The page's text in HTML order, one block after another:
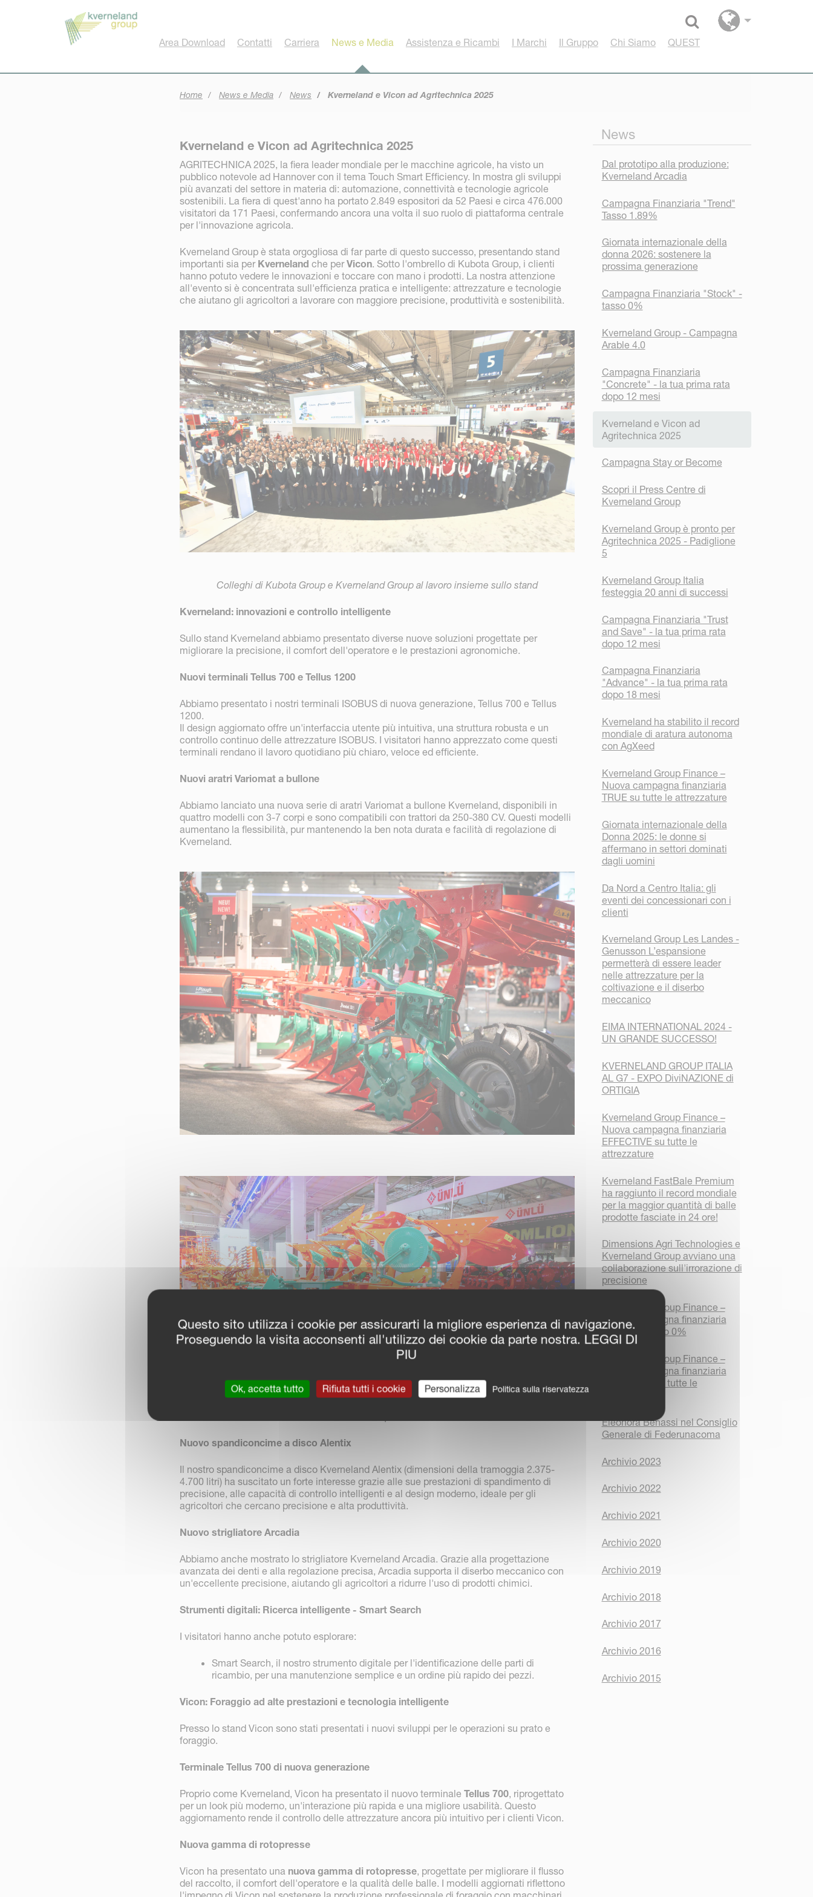
Select language
Area Download Contatti Carriera News e Media Assistenza e Ricambi I Marchi Il Gruppo Chi Siamo QUEST
Home News e Media News Kverneland e Vicon ad Agritechnica 2025
Kverneland e Vicon ad Agritechnica 2025
AGRITECHNICA 2025, la fiera leader mondiale per le macchine agricole, ha visto un
pubblico notevole ad Hannover con il tema Touch Smart Efficiency. In mostra gli sviluppi
più avanzati del settore in materia di: automazione, connettività e tecnologie agricole
sostenibili. La fiera di quest'anno ha portato 2.849 espositori da 52 Paesi e circa 476.000
visitatori da 171 Paesi, confermando ancora una volta il suo ruolo di piattaforma centrale
per l'innovazione agricola.
Kverneland Group è stata orgogliosa di far parte di questo successo, presentando stand
importanti sia per Kverneland che perVicon. Sotto l'ombrello di Kubota Group, i clienti
hanno potuto vedere le innovazioni e toccare con mano i prodotti. La nostra attenzione
all'evento si è concentrata sull'efficienza pratica e intelligente: attrezzature e tecnologie
che aiutano gli agricoltori a lavorare con maggiore precisione, produttività e sostenibilità.
Colleghi di Kubota Group e Kverneland Group al lavoro insieme sullo stand
Kverneland: innovazioni e controllo intelligente
Sullo stand Kverneland abbiamo presentato diverse nuove soluzioni progettate per
migliorare la precisione, il comfort dell'operatore e le prestazioni agronomiche.
Nuovi terminali Tellus 700 e Tellus 1200
Abbiamo presentato i nostri terminali ISOBUS di nuova generazione, Tellus 700 e Tellus
1200.
Il design aggiornato offre un'interfaccia utente più intuitiva, una struttura robusta e un
controllo continuo delle attrezzature ISOBUS. I visitatori hanno apprezzato come questi
terminali rendano il lavoro quotidiano più chiaro, veloce ed efficiente.
Nuovi aratri Variomat a bullone
Abbiamo lanciato una nuova serie di aratri Variomat a bullone Kverneland, disponibili in
quattro modelli con 3-7 corpi e sono compatibili con trattori da 250-380 CV. Questi modelli
aumentano la flessibilità, pur mantenendo la ben nota durata e facilità di regolazione di
Kverneland.
Nuovo spandiconcime a disco Alentix
Il nostro spandiconcime a disco Kverneland Alentix (dimensioni della tramoggia 2.375-
4.700 litri) ha suscitato un forte interesse grazie alle sue prestazioni di spandimento di
precisione, alle capacità di controllo intelligenti e al design moderno, ideale per gli
agricoltori che cercano precisione e alta produttività.
Nuovo strigliatore Arcadia
Abbiamo anche mostrato lo strigliatore Kverneland Arcadia. Grazie alla progettazione
avanzata dei denti e alla regolazione precisa, Arcadia supporta il diserbo meccanico con
un'eccellente precisione, aiutando gli agricoltori a ridurre l'uso di prodotti chimici.
Strumenti digitali: Ricerca intelligente - Smart Search
I visitatori hanno anche potuto esplorare:
Smart Search, il nostro strumento digitale per l'identificazione delle parti di
ricambio, per una manutenzione semplice e un ordine più rapido dei pezzi.
Vicon: Foraggio ad alte prestazioni e tecnologia intelligente
Presso lo stand Vicon sono stati presentati i nuovi sviluppi per le operazioni su prato e
foraggio.
Terminale Tellus 700 di nuova generazione
Proprio come Kverneland, Vicon ha presentato il nuovo terminale Tellus 700, riprogettato
per un look più moderno, un'interazione più rapida e una migliore usabilità. Questo
aggiornamento rende il controllo delle attrezzature ancora più intuitivo per i clienti Vicon.
Nuova gamma di rotopresse
Vicon ha presentato una nuova gamma di rotopresse, progettate per migliorare il flusso
del raccolto, il comfort dell'operatore e la qualità delle balle. I modelli aggiornati riflettono
News
Dal prototipo alla produzione:
Kverneland Arcadia
Campagna Finanziaria "Trend"
Tasso 1.89%
Giornata internazionale della
donna 2026: sostenere la
prossima generazione
Campagna Finanziaria "Stock" -
tasso 0%
Kverneland Group - Campagna
Arable 4.0
Campagna Finanziaria
"Concrete" - la tua prima rata
dopo 12 mesi
Kverneland e Vicon ad
Agritechnica 2025
Campagna Stay or Become
Scopri il Press Centre di
Kverneland Group
Kverneland Group è pronto per
Agritechnica 2025 - Padiglione
5
Kverneland Group Italia
festeggia 20 anni di successi
Campagna Finanziaria "Trust
and Save" - la tua prima rata
dopo 12 mesi
Campagna Finanziaria
"Advance" - la tua prima rata
dopo 18 mesi
Kverneland ha stabilito il record
mondiale di aratura autonoma
con AgXeed
Kverneland Group Finance –
Nuova campagna finanziaria
TRUE su tutte le attrezzature
Giornata internazionale della
Donna 2025: le donne si
affermano in settori dominati
dagli uomini
Da Nord a Centro Italia: gli
eventi dei concessionari con i
clienti
Kverneland Group Les Landes -
Genusson L’espansione
permetterà di essere leader
nelle attrezzature per la
coltivazione e il diserbo
meccanico
EIMA INTERNATIONAL 2024 -
UN GRANDE SUCCESSO!
KVERNELAND GROUP ITALIA
AL G7 - EXPO DiviNAZIONE di
ORTIGIA
Kverneland Group Finance –
Nuova campagna finanziaria
EFFECTIVE su tutte le
attrezzature
Kverneland FastBale Premium
ha raggiunto il record mondiale
per la maggior quantità di balle
prodotte fasciate in 24 ore!
Dimensions Agri Technologies e
Kverneland Group avviano una
collaborazione sull'irrorazione di
precisione
Kverneland Group Finance –
Nuova campagna finanziaria
FOCUS a tasso 0%
Kverneland Group Finance –
Nuova campagna finanziaria
DYNAMICS su tutte le
Eleonora Benassi nel Consiglio
Generale di Federunacoma
Archivio 2023
Archivio 2022
Archivio 2021
Archivio 2020
Archivio 2019
Archivio 2018
Archivio 2017
Archivio 2016
Archivio 2015
Questo sito utilizza i cookie per assicurarti la migliore esperienza di navigazione.
Proseguendo la visita acconsenti all'utilizzo dei cookie da parte nostra. LEGGI DI
PIU
Ok, accetta tutto Rifiuta tutti i cookie Personalizza Politica sulla riservatezza